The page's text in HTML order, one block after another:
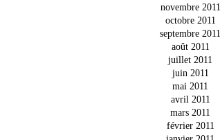
novembre 2011
octobre 2011
septembre 2011
août 2011
juillet 2011
juin 2011
mai 2011
avril 2011
mars 2011
février 2011